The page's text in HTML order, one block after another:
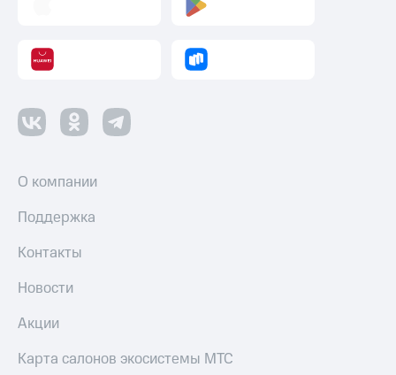
О компании
Поддержка
Контакты
Новости
Акции
Карта салонов экосистемы МТС